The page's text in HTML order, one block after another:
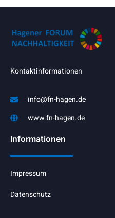
Kontaktinformationen
info@fn-hagen.de
www.fn-hagen.de
Informationen
Impressum
Datenschutz